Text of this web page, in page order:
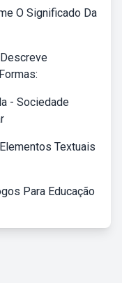
O Significado Da
- Sociedade
Textuais
Para Educação